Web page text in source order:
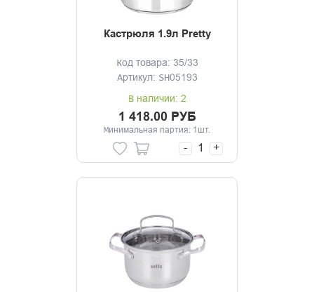
Кастрюля 1.9л Pretty
Код товара: 35/33
Артикул: SH05193
В наличии: 2
1 418.00 РУБ
Минимальная партия: 1шт.
- +